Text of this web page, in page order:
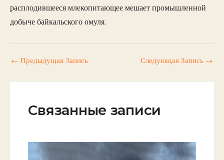
расплодившееся млекопитающее мешает промышленной
добыче байкальского омуля.
← Предыдущая Запись Следующая Запись →
Связанные записи